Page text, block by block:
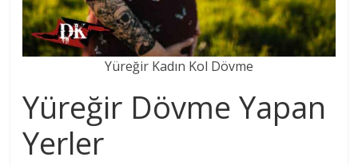
Yüreğir Kadın Kol Dövme
Yüreğir Dövme Yapan
Yerler